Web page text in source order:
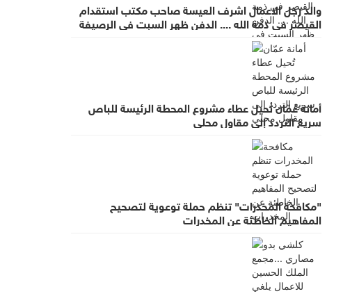
والد رجل الاعمال اشرف العيسة صاحب مكتب استقدام
القيصر في ذمة الله .... الدفن ظهر السبت في الرصيفة
والعزاء في ديوان صانور بحي الرشيد
أمانة عمّان تُحيل عطاء مشروع المحطة الرئيسة للباص
سريع التردد إلى مقاول محلي
"مكافحة المخدرات" تنظم حملة توعوية لتصحيح
المفاهيم الخاطئة عن المخدرات